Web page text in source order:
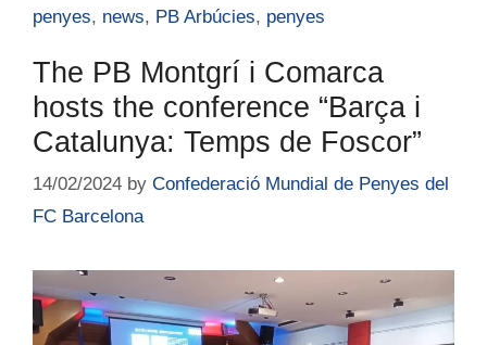
penyes, news, PB Arbúcies, penyes
The PB Montgrí i Comarca
hosts the conference “Barça i
Catalunya: Temps de Foscor”
14/02/2024 by Confederació Mundial de Penyes del
FC Barcelona